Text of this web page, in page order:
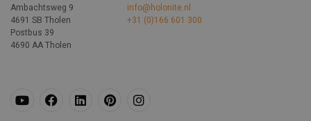
Ambachtsweg 9
4691 SB Tholen
Postbus 39
4690 AA Tholen
info@holonite.nl
+31 (0)166 601 300